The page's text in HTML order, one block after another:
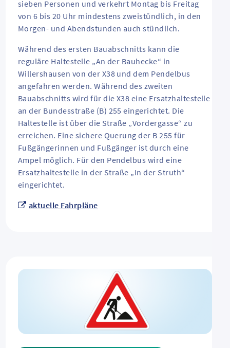
sieben Personen und verkehrt Montag bis Freitag
von 6 bis 20 Uhr mindestens zweistündlich, in den
Morgen- und Abendstunden auch stündlich.
Während des ersten Bauabschnitts kann die
reguläre Haltestelle „An der Bauhecke“ in
Willershausen von der X38 und dem Pendelbus
angefahren werden. Während des zweiten
Bauabschnitts wird für die X38 eine Ersatzhaltestelle
an der Bundesstraße (B) 255 eingerichtet. Die
Haltestelle ist über die Straße „Vordergasse“ zu
erreichen. Eine sichere Querung der B 255 für
Fußgängerinnen und Fußgänger ist durch eine
Ampel möglich. Für den Pendelbus wird eine
Ersatzhaltestelle in der Straße „In der Struth“
eingerichtet.
aktuelle Fahrpläne